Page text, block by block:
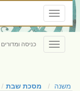
Toggle
navigation
Toggle
navigation
כניסה ומדורים
משנה מסכת שבת ב